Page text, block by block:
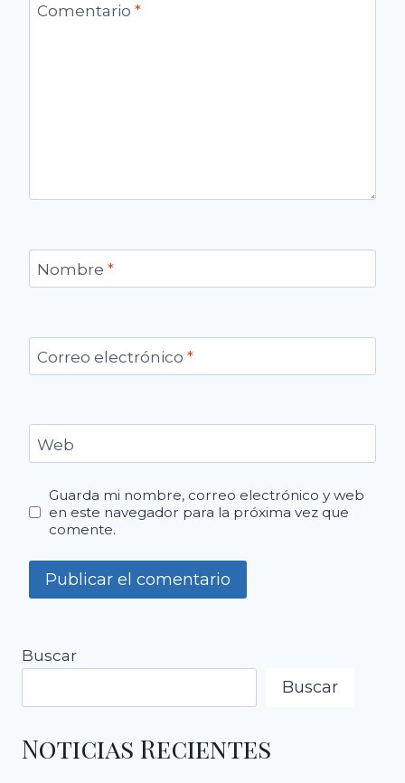
Comentario *
Nombre *
Correo electrónico *
Web
Guarda mi nombre, correo electrónico y web
en este navegador para la próxima vez que
comente.
Buscar
Buscar
Noticias Recientes